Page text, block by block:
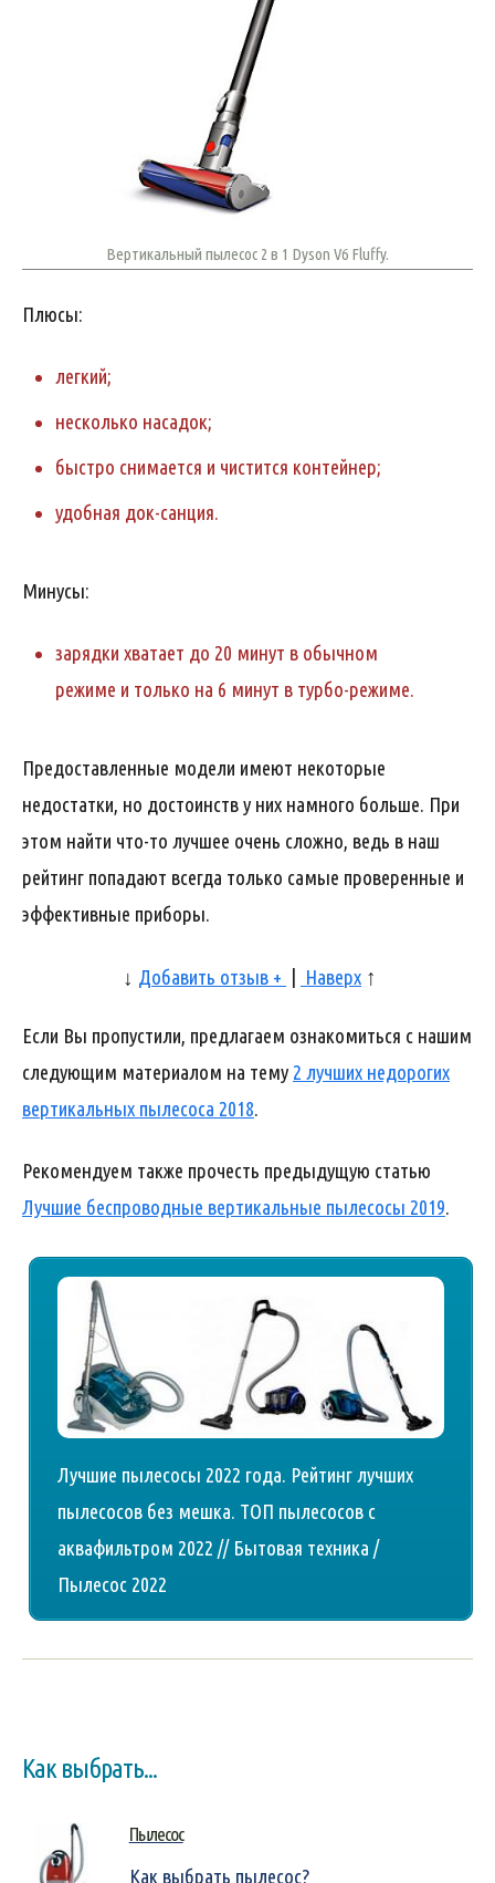
Вертикальный пылесос 2 в 1 Dyson V6 Fluffy.
Плюсы:
легкий;
несколько насадок;
быстро снимается и чистится контейнер;
удобная док-санция.
Минусы:
зарядки хватает до 20 минут в обычном
режиме и только на 6 минут в турбо-режиме.
Предоставленные модели имеют некоторые
недостатки, но достоинств у них намного больше. При
этом найти что-то лучшее очень сложно, ведь в наш
рейтинг попадают всегда только самые проверенные и
эффективные приборы.
↓ Добавить отзыв + Наверх ↑
Если Вы пропустили, предлагаем ознакомиться с нашим
следующим материалом на тему 2 лучших недорогих
вертикальных пылесоса 2018.
Рекомендуем также прочесть предыдущую статью
Лучшие беспроводные вертикальные пылесосы 2019.
Лучшие пылесосы 2022 года. Рейтинг лучших
пылесосов без мешка. ТОП пылесосов с
аквафильтром 2022 // Бытовая техника /
Пылесос 2022
Как выбрать...
Пылесос
Как выбрать пылесос?